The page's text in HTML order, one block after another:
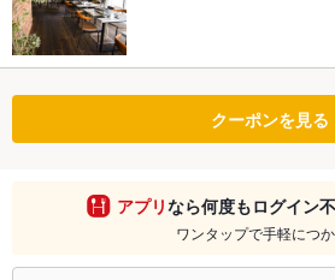
クーポンを見る
アプリなら何度もログイン
ワンタップで手軽につ